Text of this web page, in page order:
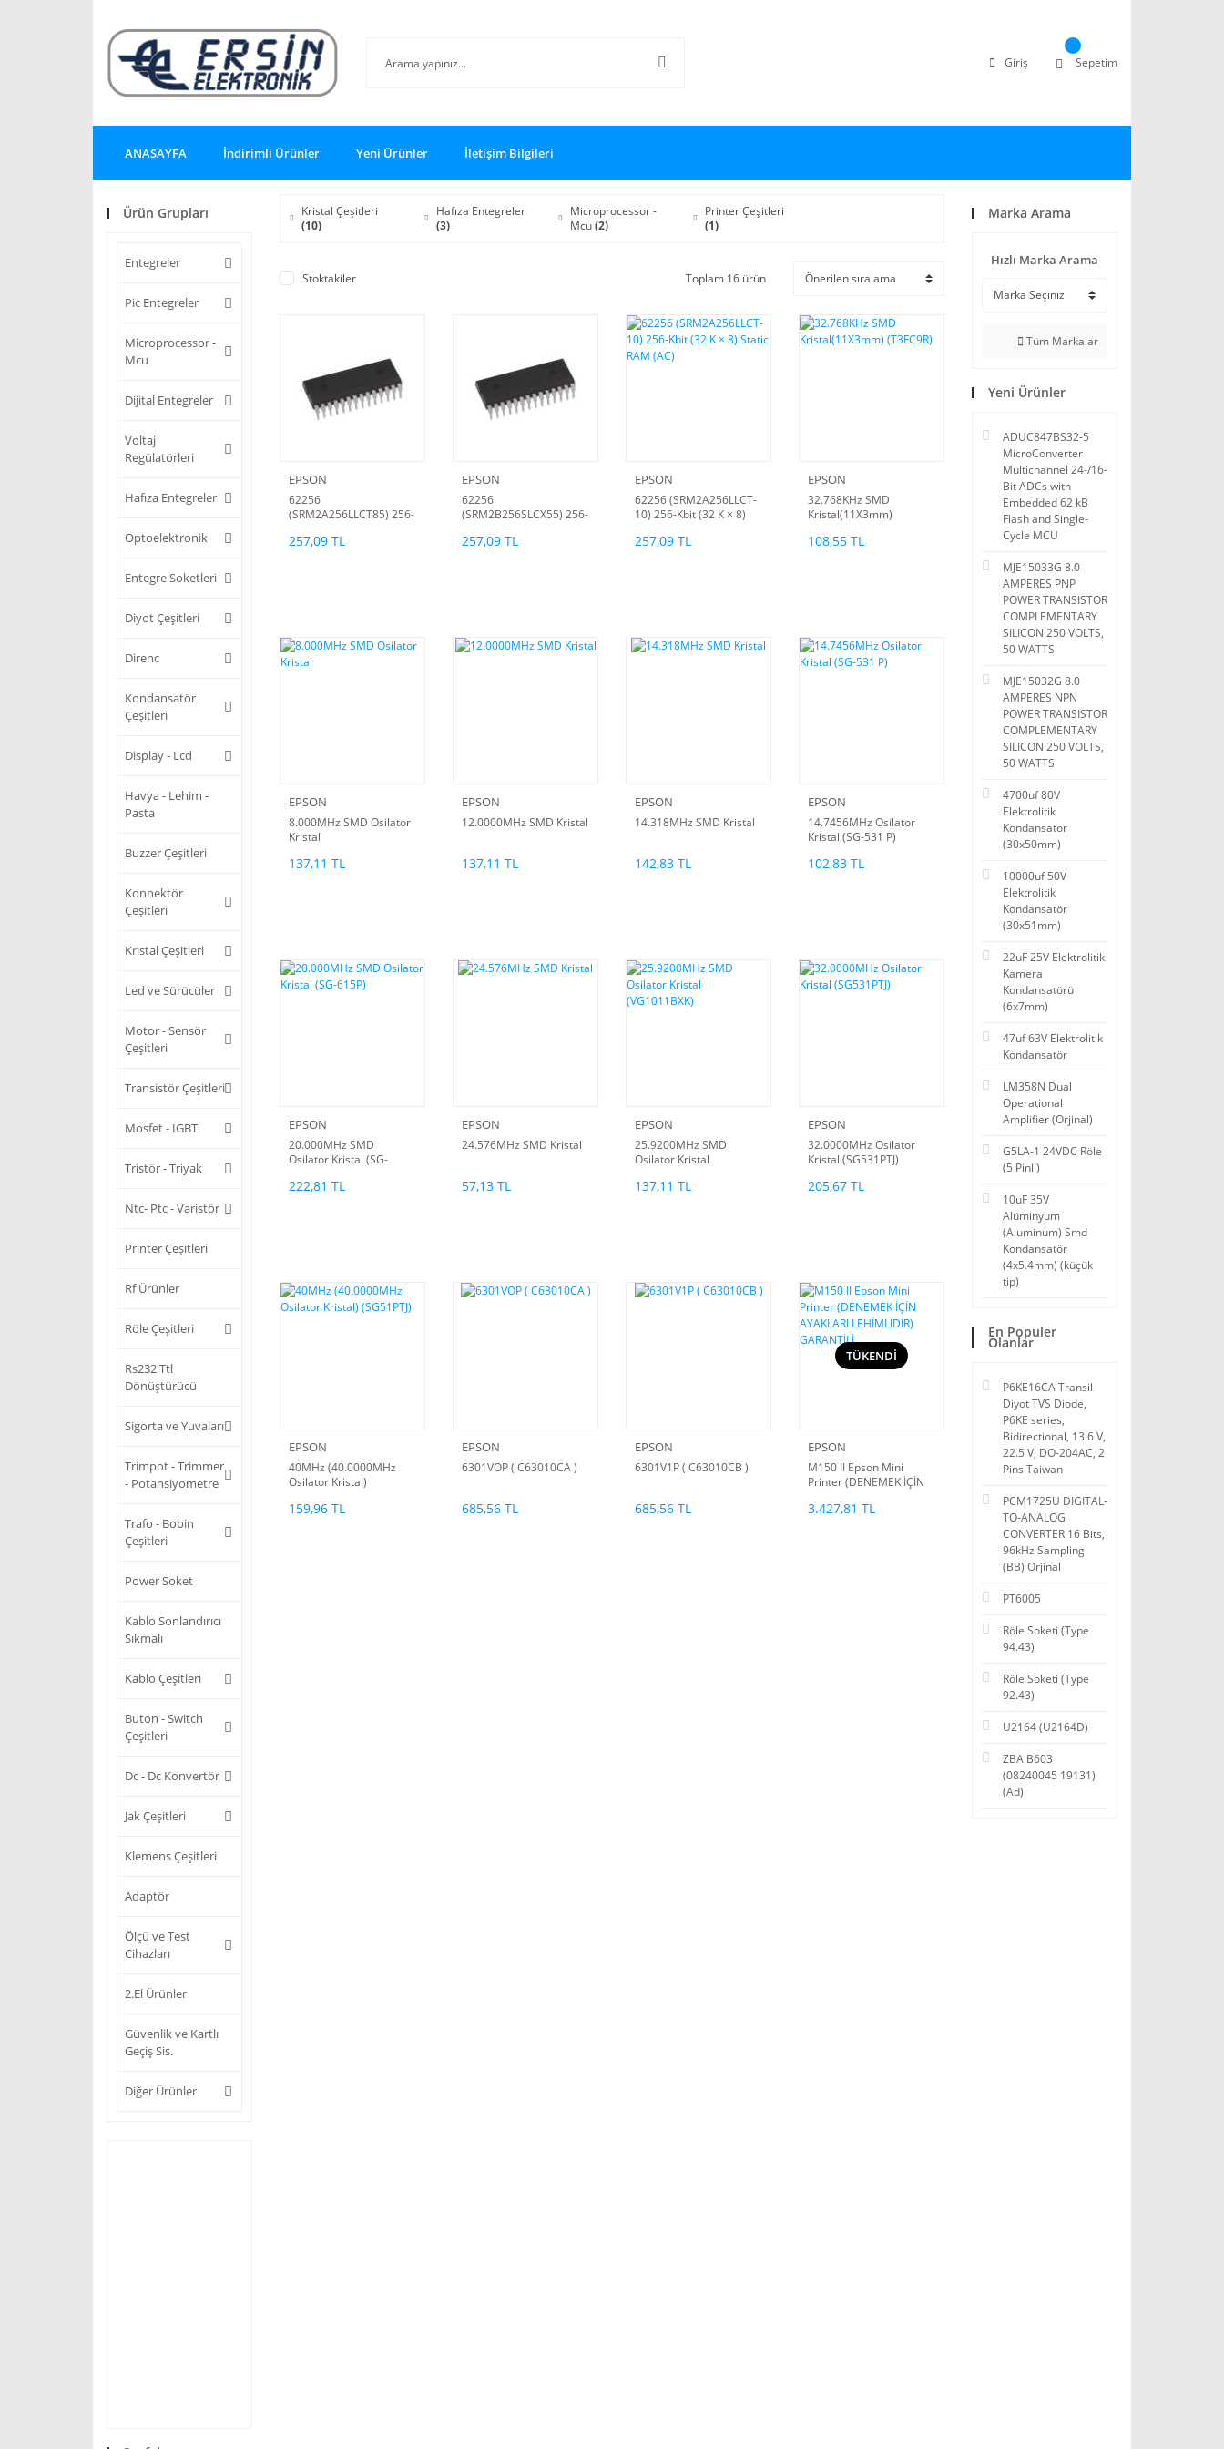
Giriş Sepetim
ANASAYFA İndirimli Ürünler Yeni Ürünler İletişim Bilgileri
Ürün Grupları
Entegreler
Pic Entegreler
Microprocessor -
Mcu
Dijital Entegreler
Voltaj
Regülatörleri
Hafıza Entegreler
Optoelektronik
Entegre Soketleri
Diyot Çeşitleri
Direnc
Kondansatör
Çeşitleri
Display - Lcd
Havya - Lehim -
Pasta
Buzzer Çeşitleri
Konnektör
Çeşitleri
Kristal Çeşitleri
Led ve Sürücüler
Motor - Sensör
Çeşitleri
Transistör Çeşitleri
Mosfet - IGBT
Tristör - Triyak
Ntc- Ptc - Varistör
Printer Çeşitleri
Rf Ürünler
Röle Çeşitleri
Rs232 Ttl
Dönüştürücü
Sigorta ve Yuvaları
Trimpot - Trimmer
- Potansiyometre
Trafo - Bobin
Çeşitleri
Power Soket
Kablo Sonlandırıcı
Sıkmalı
Kablo Çeşitleri
Buton - Switch
Çeşitleri
Dc - Dc Konvertör
Jak Çeşitleri
Klemens Çeşitleri
Adaptör
Ölçü ve Test
Cihazları
2.El Ürünler
Güvenlik ve Kartlı
Geçiş Sis.
Diğer Ürünler
Kristal Çeşitleri
(10)
Hafıza Entegreler
(3)
Microprocessor -
Mcu(2)
Printer Çeşitleri
(1)
Stoktakiler Toplam 16 ürün
EPSON
62256
(SRM2A256LLCT85) 256-
257,09 TL
EPSON
62256
(SRM2B256SLCX55) 256-
257,09 TL
EPSON
62256 (SRM2A256LLCT-
10) 256-Kbit (32 K × 8)
257,09 TL
EPSON
32.768KHz SMD
Kristal(11X3mm)
108,55 TL
EPSON
8.000MHz SMD Osilator
Kristal
137,11 TL
EPSON
12.0000MHz SMD Kristal
137,11 TL
EPSON
14.318MHz SMD Kristal
142,83 TL
EPSON
14.7456MHz Osilator
Kristal (SG-531 P)
102,83 TL
EPSON
20.000MHz SMD
Osilator Kristal (SG-
222,81 TL
EPSON
24.576MHz SMD Kristal
57,13 TL
EPSON
25.9200MHz SMD
Osilator Kristal
137,11 TL
EPSON
32.0000MHz Osilator
Kristal (SG531PTJ)
205,67 TL
EPSON
40MHz (40.0000MHz
Osilator Kristal)
159,96 TL
EPSON
6301VOP ( C63010CA )
685,56 TL
EPSON
6301V1P ( C63010CB )
685,56 TL
TÜKENDİ
EPSON
M150 II Epson Mini
Printer (DENEMEK İÇİN
GARANTİLİ
3.427,81 TL
Marka Arama
Hızlı Marka Arama
Tüm Markalar
Yeni Ürünler
ADUC847BS32-5
MicroConverter
Multichannel 24-/16-
Bit ADCs with
Embedded 62 kB
Flash and Single-
Cycle MCU
MJE15033G 8.0
AMPERES PNP
POWER TRANSISTOR
COMPLEMENTARY
SILICON 250 VOLTS,
50 WATTS
MJE15032G 8.0
AMPERES NPN
POWER TRANSISTOR
COMPLEMENTARY
SILICON 250 VOLTS,
50 WATTS
4700uf 80V
Elektrolitik
Kondansatör
(30x50mm)
10000uf 50V
Elektrolitik
Kondansatör
(30x51mm)
22uF 25V Elektrolitik
Kamera
Kondansatörü
(6x7mm)
47uf 63V Elektrolitik
Kondansatör
LM358N Dual
Operational
Amplifier (Orjinal)
G5LA-1 24VDC Röle
(5 Pinli)
10uF 35V
Alüminyum
(Aluminum) Smd
Kondansatör
(4x5.4mm) (küçük
tip)
En Populer
Olanlar
P6KE16CA Transil
Diyot TVS Diode,
P6KE series,
Bidirectional, 13.6 V,
22.5 V, DO-204AC, 2
Pins Taiwan
PCM1725U DIGITAL-
TO-ANALOG
CONVERTER 16 Bits,
96kHz Sampling
(BB) Orjinal
PT6005
Röle Soketi (Type
94.43)
Röle Soketi (Type
92.43)
U2164 (U2164D)
ZBA B603
(08240045 19131)
(Ad)